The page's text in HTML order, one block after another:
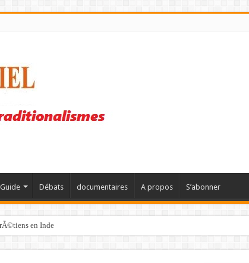
Guide Débats documentaires A propos S’abonner
en Inde